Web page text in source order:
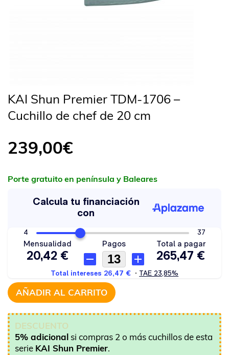
KAI Shun Premier TDM-1706 –
Cuchillo de chef de 20 cm
239,00€
Porte gratuito en península y Baleares
AÑADIR AL CARRITO
DESCUENTO
5% adicional si compras 2 o más cuchillos de esta
serie KAI Shun Premier.